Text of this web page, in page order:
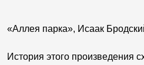
«Аллея парка», Исаак
История этого произведения